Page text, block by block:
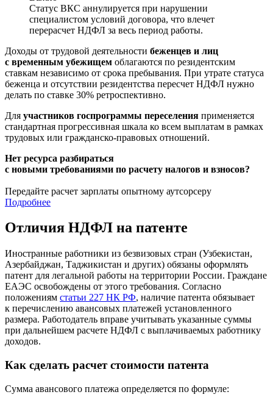
Статус ВКС аннулируется при нарушении
специалистом условий договора, что влечет
перерасчет НДФЛ за весь период работы.
Доходы от трудовой деятельности беженцев и лиц
с временным убежищем облагаются по резидентским
ставкам независимо от срока пребывания. При утрате статуса
беженца и отсутствии резидентства пересчет НДФЛ нужно
делать по ставке 30% ретроспективно.
Для участников госпрограммы переселения применяется
стандартная прогрессивная шкала ко всем выплатам в рамках
трудовых или гражданско-правовых отношений.
Нет ресурса разбираться
с новыми требованиями по расчету налогов и взносов?
Передайте расчет зарплаты опытному аутсорсеру
Подробнее
Отличия НДФЛ на патенте
Иностранные работники из безвизовых стран (Узбекистан,
Азербайджан, Таджикистан и других) обязаны оформлять
патент для легальной работы на территории России. Граждане
ЕАЭС освобождены от этого требования. Согласно
положениям статьи 227 НК РФ, наличие патента обязывает
к перечислению авансовых платежей установленного
размера. Работодатель вправе учитывать указанные суммы
при дальнейшем расчете НДФЛ с выплачиваемых работнику
доходов.
Как сделать расчет стоимости патента
Сумма авансового платежа определяется по формуле: